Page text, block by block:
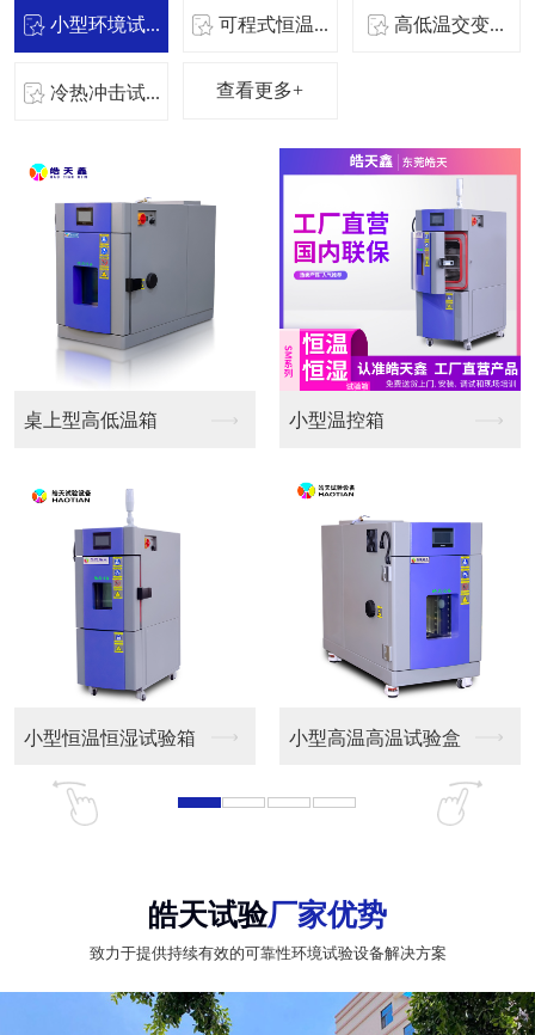
小型环境试... 可程式恒温... 高低温交变...
冷热冲击试... 查看更多+
桌上型高低温箱 小型温控箱
小型恒温恒湿试验箱 小型高温高温试验盒
皓天试验厂家优势
致力于提供持续有效的可靠性环境试验设备解决方案